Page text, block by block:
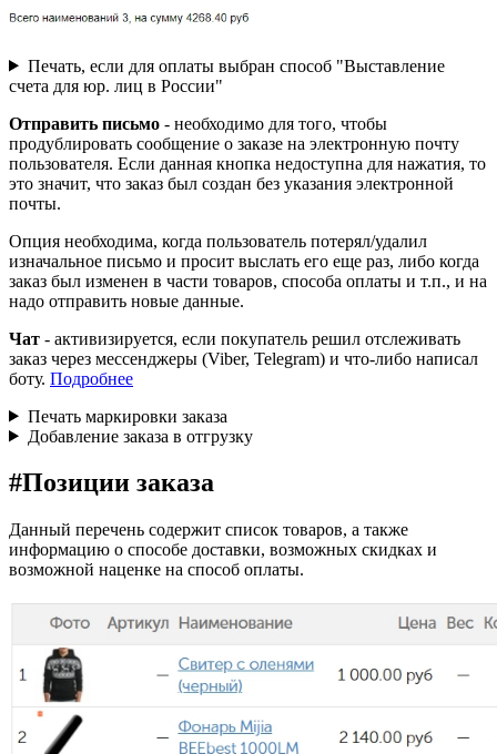
Печать, если для оплаты выбран способ "Выставление
счета для юр. лиц в России"
Отправить письмо - необходимо для того, чтобы
продублировать сообщение о заказе на электронную почту
пользователя. Если данная кнопка недоступна для нажатия, то
это значит, что заказ был создан без указания электронной
почты.
Опция необходима, когда пользователь потерял/удалил
изначальное письмо и просит выслать его еще раз, либо когда
заказ был изменен в части товаров, способа оплаты и т.п., и на
надо отправить новые данные.
Чат - активизируется, если покупатель решил отслеживать
заказ через мессенджеры (Viber, Telegram) и что-либо написал
боту. Подробнее
Печать маркировки заказа
Добавление заказа в отгрузку
#Позиции заказа
Данный перечень содержит список товаров, а также
информацию о способе доставки, возможных скидках и
возможной наценке на способ оплаты.